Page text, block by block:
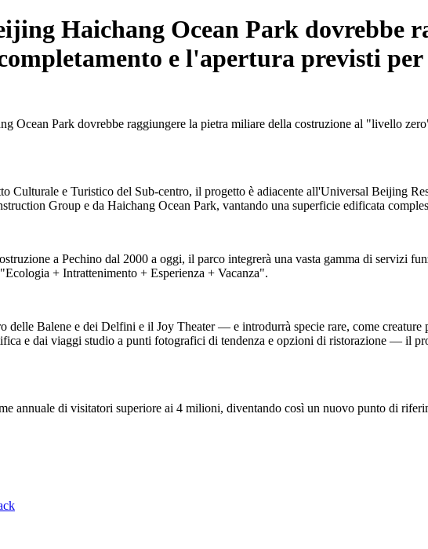
Haichang Ocean Park dovrebbe
e l'apertura previsti per
Ocean Park dovrebbe raggiungere la pietra miliare della costruzione al "livello
Culturale e Turistico del Sub-centro, il progetto è adiacente all'Universal Beijing
Group e da Haichang Ocean Park, vantando una superficie edificata
a Pechino dal 2000 a oggi, il parco integrerà una vasta gamma di servizi
+ Intrattenimento + Esperienza + Vacanza".
Balene e dei Delfini e il Joy Theater — e introdurrà specie rare, come
e dai viaggi studio a punti fotografici di tendenza e opzioni di ristorazione — il
annuale di visitatori superiore ai 4 milioni, diventando così un nuovo punto di